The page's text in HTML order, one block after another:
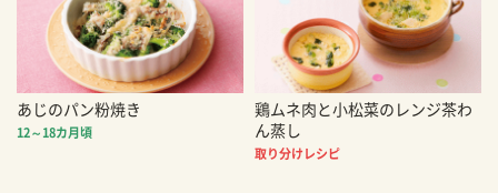
あじのパン粉焼き
12～18カ月頃
鶏ムネ肉と小松菜のレンジ茶わ
ん蒸し
取り分けレシピ